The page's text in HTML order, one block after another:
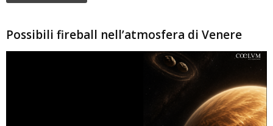
Possibili fireball nell’atmosfera di Venere